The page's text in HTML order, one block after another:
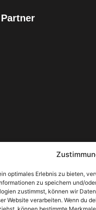
optimales Erlebnis zu bieten,
zu speichern und/
zustimmst, können wir
Website verarbeiten. Wenn du
Partner